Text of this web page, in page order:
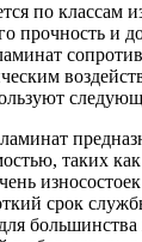
по классам
прочность и
таких
срок